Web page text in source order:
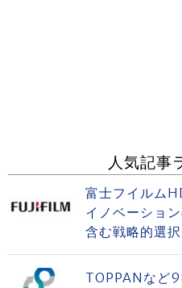
人気記事
富士フイルム
イノベーショ
含む戦略的選
TOPPANなど